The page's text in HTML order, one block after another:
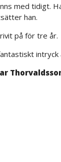
med tidigt.
han.
på för tre år.
intryck